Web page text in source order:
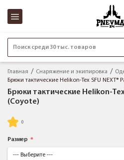
Поиск среди 30 тыс. товаров
Главная Снаряжение и экипировка
Брюки тактические Helikon-Tex SFU NEXT®
Брюки тактические Helikon-Tex
(Coyote)
Размер